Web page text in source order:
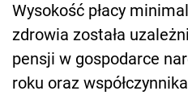
Wysokość płacy
zdrowia została
pensji w gospodarce
roku oraz